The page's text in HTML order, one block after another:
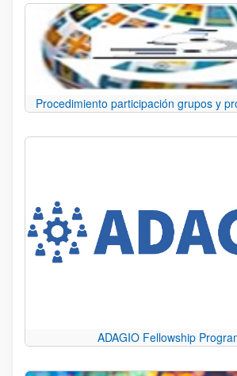
Procedimiento participación grupos y
ADAGIO Fellowship